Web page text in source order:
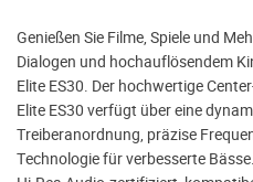
Genießen Sie Filme, Spiele und
Dialogen und hochauflösendem
Elite ES30. Der hochwertige
Elite ES30 verfügt über eine
Treiberanordnung, präzise
Technologie für verbesserte